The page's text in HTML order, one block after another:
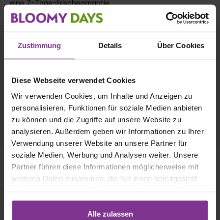
Zustimmung Details Über Cookies
Diese Webseite verwendet Cookies
Wir verwenden Cookies, um Inhalte und Anzeigen zu
personalisieren, Funktionen für soziale Medien anbieten
zu können und die Zugriffe auf unsere Website zu
analysieren. Außerdem geben wir Informationen zu Ihrer
Verwendung unserer Website an unsere Partner für
soziale Medien, Werbung und Analysen weiter. Unsere
Partner führen diese Informationen möglicherweise mit
weiteren Daten zusammen, die Sie ihnen bereitgestellt
gesammelt haben. Mit Klick auf „[Zustimmen / Alles
akzeptieren / etc.]“ erteilen Sie Ihre Einwilligung auch in
Alle zulassen
eine7-Tage-Frischegarantie.
WIR VERSCHICKEN BLUMEN
DEUTSCHLANDWEIT!
✓ Blumenversand Hamburg
✓Blumenversand München
✓Blumenversand Düsseldorf
✓Blumenversand Leipzig
Das BLOOMY DAYS Abo
Wir haben für alle Blumenliebhaber ein Blumenabo
nach Hause liefern lassen kannst. Alles was Du machen